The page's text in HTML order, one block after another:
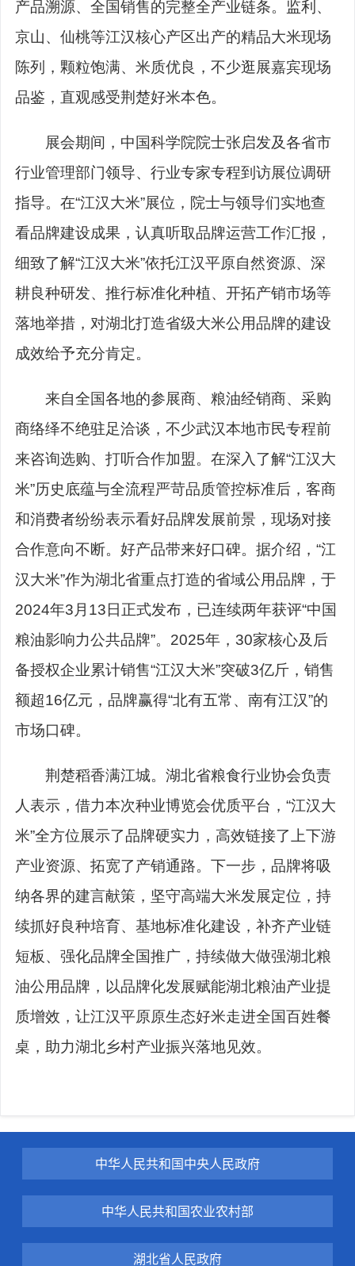
产品溯源、全国销售的完整全产业链条。监利、
京山、仙桃等江汉核心产区出产的精品大米现场
陈列，颗粒饱满、米质优良，不少逛展嘉宾现场
品鉴，直观感受荆楚好米本色。
展会期间，中国科学院院士张启发及各省市
行业管理部门领导、行业专家专程到访展位调研
指导。在“江汉大米”展位，院士与领导们实地查
看品牌建设成果，认真听取品牌运营工作汇报，
细致了解“江汉大米”依托江汉平原自然资源、深
耕良种研发、推行标准化种植、开拓产销市场等
落地举措，对湖北打造省级大米公用品牌的建设
成效给予充分肯定。
来自全国各地的参展商、粮油经销商、采购
商络绎不绝驻足洽谈，不少武汉本地市民专程前
来咨询选购、打听合作加盟。在深入了解“江汉大
米”历史底蕴与全流程严苛品质管控标准后，客商
和消费者纷纷表示看好品牌发展前景，现场对接
合作意向不断。好产品带来好口碑。据介绍，“江
汉大米”作为湖北省重点打造的省域公用品牌，于
2024年3月13日正式发布，已连续两年获评“中国
粮油影响力公共品牌”。2025年，30家核心及后
备授权企业累计销售“江汉大米”突破3亿斤，销售
额超16亿元，品牌赢得“北有五常、南有江汉”的
市场口碑。
荆楚稻香满江城。湖北省粮食行业协会负责
人表示，借力本次种业博览会优质平台，“江汉大
米”全方位展示了品牌硬实力，高效链接了上下游
产业资源、拓宽了产销通路。下一步，品牌将吸
纳各界的建言献策，坚守高端大米发展定位，持
续抓好良种培育、基地标准化建设，补齐产业链
短板、强化品牌全国推广，持续做大做强湖北粮
油公用品牌，以品牌化发展赋能湖北粮油产业提
质增效，让江汉平原原生态好米走进全国百姓餐
桌，助力湖北乡村产业振兴落地见效。
中华人民共和国中央人民政府
中华人民共和国农业农村部
湖北省人民政府